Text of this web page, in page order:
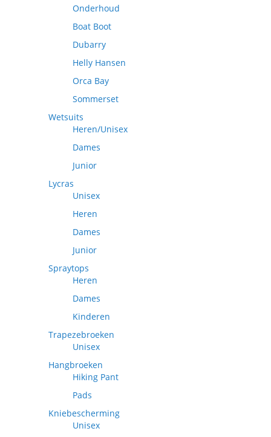
Onderhoud
Boat Boot
Dubarry
Helly Hansen
Orca Bay
Sommerset
Wetsuits
Heren/Unisex
Dames
Junior
Lycras
Unisex
Heren
Dames
Junior
Spraytops
Heren
Dames
Kinderen
Trapezebroeken
Unisex
Hangbroeken
Hiking Pant
Pads
Kniebescherming
Unisex